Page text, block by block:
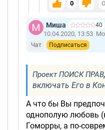
0
Миша 40
10.04.2020, 13:53
Чат Подписаться
Проект ПОИСК
включать Его в
А что бы Вы
однополую любовь
Гоморры, а по-